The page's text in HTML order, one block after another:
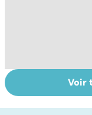
Tout savoir
les infections
Voir